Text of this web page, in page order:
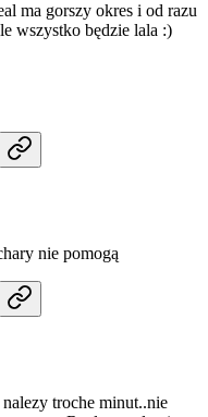
ma gorszy okres i od razu
wszystko będzie lala :)
nie pomogą
troche minut..nie